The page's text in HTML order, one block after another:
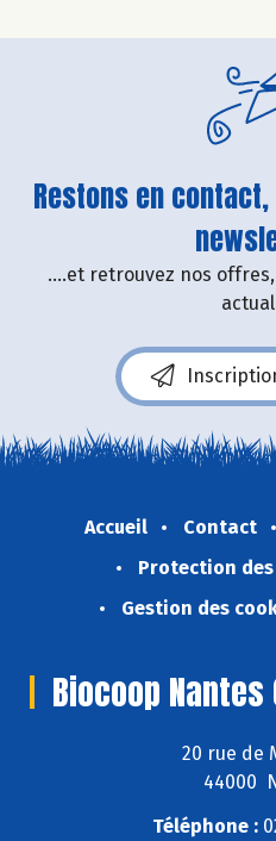
Restons en
....et retrouvez nos
Accueil Contact
Protection
Gestion des
Biocoop
20 rue de
44000
Téléphone :